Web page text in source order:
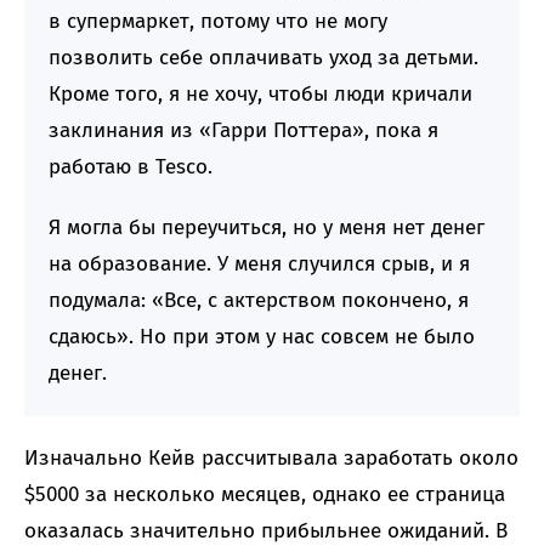
в супермаркет, потому что не могу
позволить себе оплачивать уход за детьми.
Кроме того, я не хочу, чтобы люди кричали
заклинания из «Гарри Поттера», пока я
работаю в Tesco.
Я могла бы переучиться, но у меня нет денег
на образование. У меня случился срыв, и я
подумала: «Все, с актерством покончено, я
сдаюсь». Но при этом у нас совсем не было
денег.
Изначально Кейв рассчитывала заработать около
$5000 за несколько месяцев, однако ее страница
оказалась значительно прибыльнее ожиданий. В